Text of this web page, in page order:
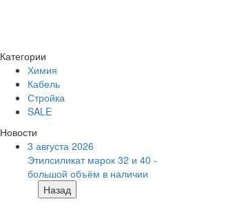
Категории
Химия
Кабель
Стройка
SALE
Новости
3 августа 2026
Этилсиликат марок 32 и 40 -
большой объём в наличии
Назад